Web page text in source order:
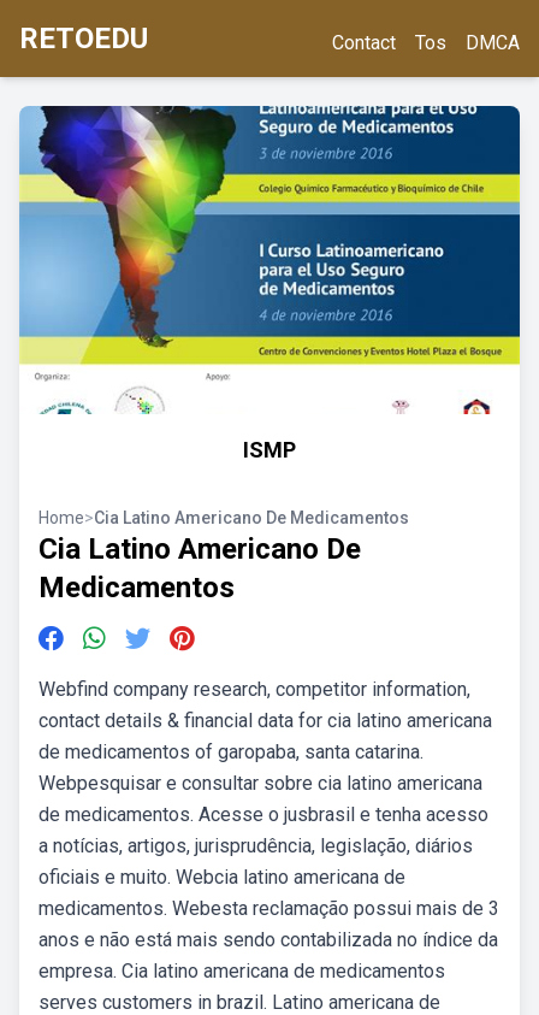
RETOEDU Contact Tos DMCA
ISMP
Home>Cia Latino Americano De Medicamentos
Cia Latino Americano De
Medicamentos
Webfind company research, competitor information,
contact details & financial data for cia latino americana
de medicamentos of garopaba, santa catarina.
Webpesquisar e consultar sobre cia latino americana
de medicamentos. Acesse o jusbrasil e tenha acesso
a notícias, artigos, jurisprudência, legislação, diários
oficiais e muito. Webcia latino americana de
medicamentos. Webesta reclamação possui mais de 3
anos e não está mais sendo contabilizada no índice da
empresa. Cia latino americana de medicamentos
serves customers in brazil. Latino americana de